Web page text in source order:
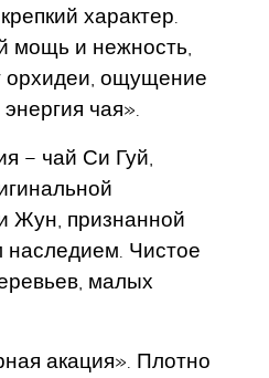
характер.
мощь и нежность,
орхидеи, ощущение
чая».
– чай Си Гуй,
Жун, признанной
Чистое
малых
акация». Плотно